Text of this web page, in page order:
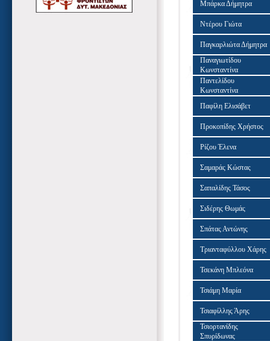
Μπάρκα Δήμητρα
Ντέρου Γιώτα
Παγκαρλιώτα Δήμητρα
Παναγιωτίδου
Κωνσταντίνα
Παντελίδου
Κωνσταντίνα
Παφίλη Ελισάβετ
Προκοπίδης Χρήστος
Ρίζου Έλενα
Σαμαράς Κώστας
Σαπαλίδης Τάσος
Σιδέρης Θωμάς
Σπάτας Αντώνης
Τριανταφύλλου Χάρης
Τσεκάνη Μπλεόνα
Τσιάμη Μαρία
Τσιαφίλλης Άρης
Τσιορτανίδης
Σπυρίδωνας